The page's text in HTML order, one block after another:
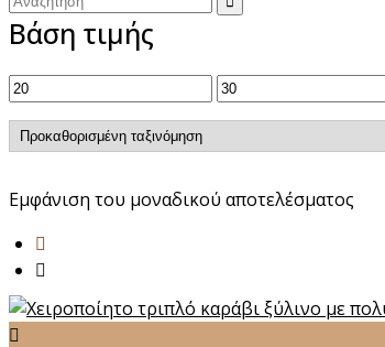
Βάση τιμής
Ελάχιστη
Μέγιστη
Εμφάνιση του μοναδικού αποτελέσματος